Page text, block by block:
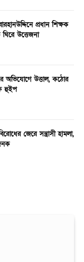
প্রধান শিক্ষক
উত্তেজনা
অভিযোগে উত্তাল, কঠোর
হুইপ
জেরে সন্ত্রাসী হামলা,